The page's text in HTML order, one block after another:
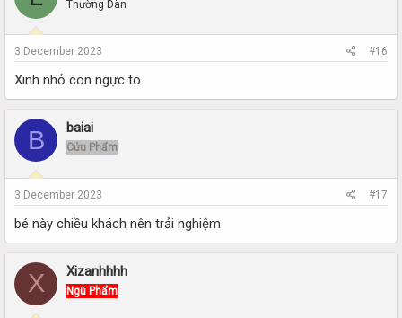
Thường Dân
3 December 2023 #16
Xinh nhỏ con ngực to
B baiai
Cửu Phẩm
3 December 2023 #17
bé này chiều khách nên trải nghiệm
X Xizanhhhh
Ngũ Phẩm